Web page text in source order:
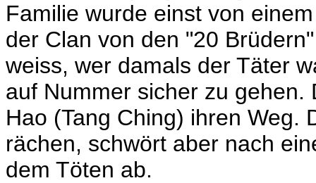
Familie wurde einst von
der Clan von den "20
weiss, wer damals der Täter
auf Nummer sicher zu gehen.
Hao (Tang Ching) ihren Weg.
rächen, schwört aber nach
dem Töten ab.